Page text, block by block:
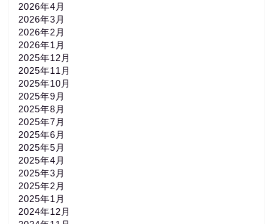
2026年4月
2026年3月
2026年2月
2026年1月
2025年12月
2025年11月
2025年10月
2025年9月
2025年8月
2025年7月
2025年6月
2025年5月
2025年4月
2025年3月
2025年2月
2025年1月
2024年12月